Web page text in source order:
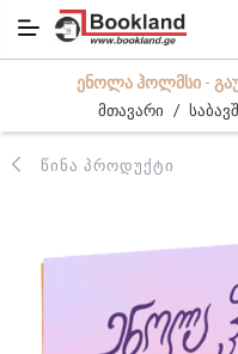
ᲔᲜᲝᲚᲐ ᲰᲝᲚᲛᲡᲘ -
მთავარი /
ᲬᲘᲜᲐ ᲞᲠᲝᲓᲣᲥᲢᲘ